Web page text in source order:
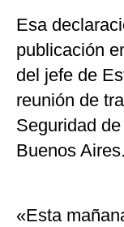
Esa
publicación
del jefe de
reunión de
Seguridad
Buenos Aires.
«Esta